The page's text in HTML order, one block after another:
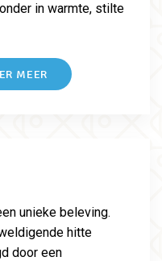
in warmte, stilte
MEER
unieke beleving.
hitte
door een